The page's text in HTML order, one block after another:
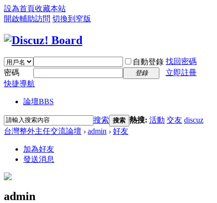
設為首頁收藏本站
開啟輔助訪問 切換到窄版
自動登錄 找回密碼
密碼
登錄
立即註冊
快捷導航
論壇BBS
搜索 搜索 熱搜: 活動 交友 discuz
台灣整外主任交流論壇 › admin › 好友
加為好友
發送消息
admin